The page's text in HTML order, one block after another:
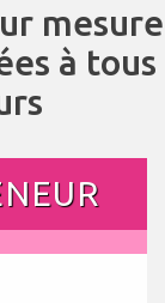
mesure
à tous